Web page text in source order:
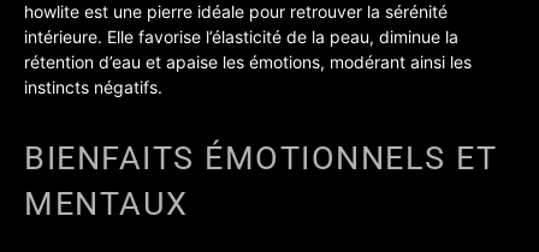
howlite est une pierre idéale pour retrouver la sérénité
intérieure. Elle favorise l’élasticité de la peau, diminue la
rétention d’eau et apaise les émotions, modérant ainsi les
instincts négatifs.
BIENFAITS ÉMOTIONNELS ET
MENTAUX